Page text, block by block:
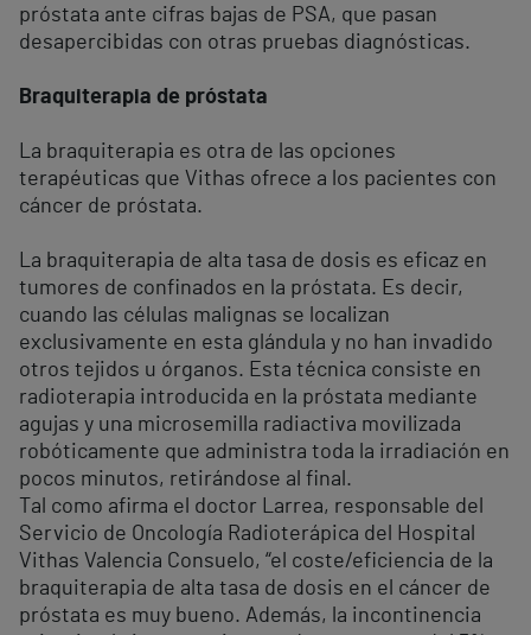
próstata ante cifras bajas de PSA, que pasan
desapercibidas con otras pruebas diagnósticas.
Braquiterapia de próstata
La braquiterapia es otra de las opciones
terapéuticas que Vithas ofrece a los pacientes con
cáncer de próstata.
La braquiterapia de alta tasa de dosis es eficaz en
tumores de confinados en la próstata. Es decir,
cuando las células malignas se localizan
exclusivamente en esta glándula y no han invadido
otros tejidos u órganos. Esta técnica consiste en
radioterapia introducida en la próstata mediante
agujas y una microsemilla radiactiva movilizada
robóticamente que administra toda la irradiación en
pocos minutos, retirándose al final.
Tal como afirma el doctor Larrea, responsable del
Servicio de Oncología Radioterápica del Hospital
Vithas Valencia Consuelo, “el coste/eficiencia de la
braquiterapia de alta tasa de dosis en el cáncer de
próstata es muy bueno. Además, la incontinencia